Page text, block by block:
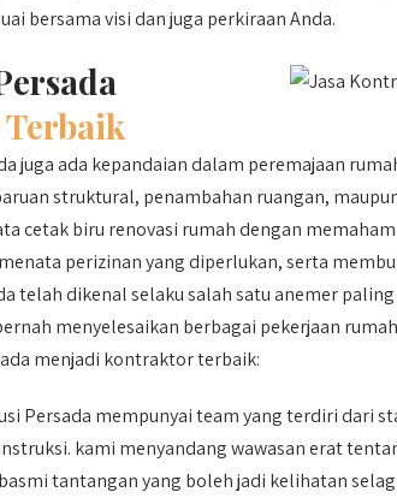
bersama visi dan juga perkiraan Anda.
juga ada kepandaian dalam peremajaan
struktural, penambahan ruangan,
cetak biru renovasi rumah dengan
perizinan yang diperlukan, serta
telah dikenal selaku salah satu anemer
menyelesaikan berbagai pekerjaan
menjadi kontraktor terbaik:
Persada mempunyai team yang terdiri dari
kami menyandang wawasan erat
tantangan yang boleh jadi kelihatan